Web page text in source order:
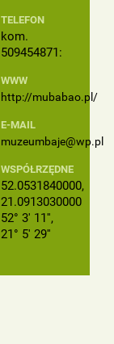
TELEFON
kom.
509454871‎:
WWW
http://mubabao.pl/
E-MAIL
muzeumbaje@wp.pl
WSPÓŁRZĘDNE
52.0531840000,
21.0913030000
52° 3' 11'',
21° 5' 29''